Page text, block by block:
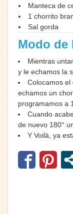
Manteca de
1 chorrito
Sal gorda
Modo de
Mientras
y le echamos la
Colocamos el
echamos un
programamos a
Cuando
de nuevo 180°
Y Voilà, ya